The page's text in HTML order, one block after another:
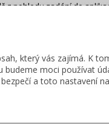
který vás zajímá. K
moci používat
a toto nastavení
z pohledu zadání do
takové zařízení v měsíčním